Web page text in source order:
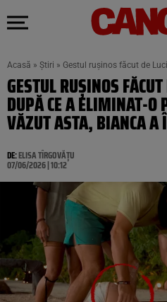
Acasă » Știri » Gestul rușinos făcut de
GESTUL RUȘINOS
DUPĂ CE A ELIMINAT-O
VĂZUT ASTA, BIANCA A
DE:ELISA TÎRGOVĂȚU
07/06/2026 | 10:12